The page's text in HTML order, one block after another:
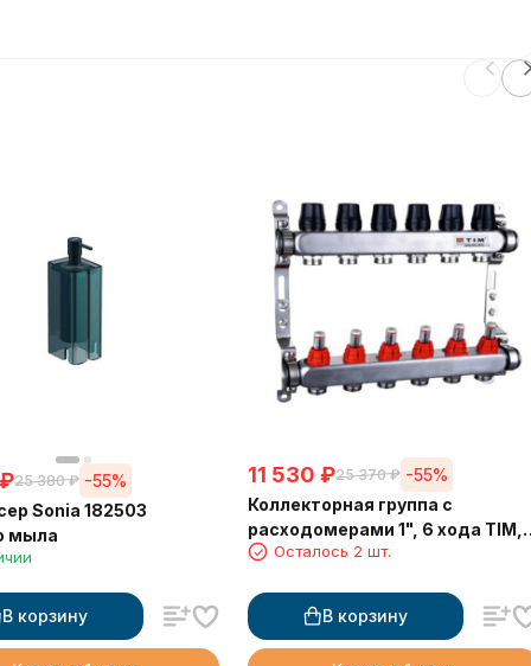
₽25 380 ₽ -55%
Sonia 182503
мыла
В корзину
11 530 ₽25 370 ₽ -55%
Коллекторная группа с
расходомерами 1", 6 хода TIM,
нерж, без кранов и нак-ков
Осталось 2 шт.
В корзину